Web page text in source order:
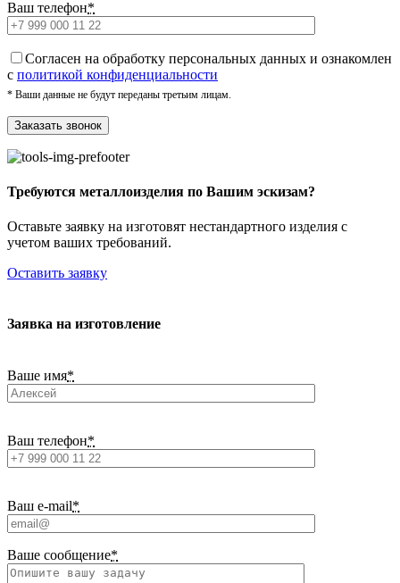
Ваш телефон*
Cогласен на обработку персональных данных и ознакомлен
с политикой конфиденциальности
* Ваши данные не будут переданы третьим лицам.
Требуются металлоизделия по Вашим эскизам?
Оставьте заявку на изготовят нестандартного изделия с
учетом ваших требований.
Оставить заявку
Заявка на изготовление
Ваше имя*
Ваш телефон*
Ваш e-mail*
Ваше сообщение*